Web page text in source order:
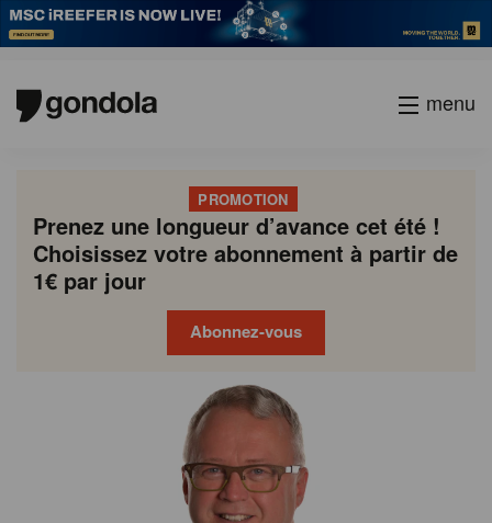
menu
PROMOTION
Prenez une longueur d’avance cet été !
Choisissez votre abonnement à partir de
1€ par jour
Abonnez-vous